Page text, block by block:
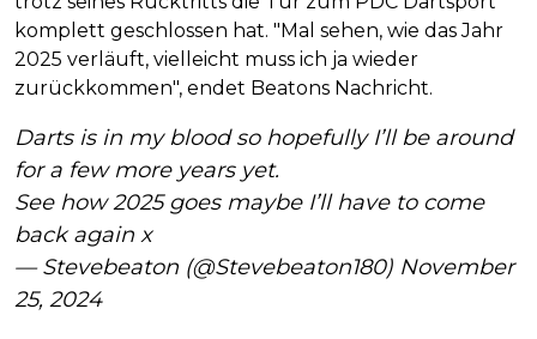
komplett geschlossen hat. "Mal sehen, wie das Jahr
2025 verläuft, vielleicht muss ich ja wieder
zurückkommen", endet Beatons Nachricht.
Darts is in my blood so hopefully I’ll be around
for a few more years yet.
See how 2025 goes maybe I’ll have to come
back again x
— Stevebeaton (@Stevebeaton180) November
25, 2024